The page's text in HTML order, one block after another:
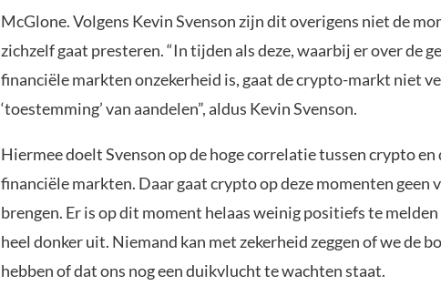
McGlone. Volgens Kevin Svenson zijn dit overigens niet de
zichzelf gaat presteren. “In tijden als deze, waarbij er over de
financiële markten onzekerheid is, gaat de crypto-markt niet
‘toestemming’ van aandelen”, aldus Kevin Svenson.
Hiermee doelt Svenson op de hoge correlatie tussen crypto
financiële markten. Daar gaat crypto op deze momenten geen
brengen. Er is op dit moment helaas weinig positiefs te melden
heel donker uit. Niemand kan met zekerheid zeggen of we de
hebben of dat ons nog een duikvlucht te wachten staat.